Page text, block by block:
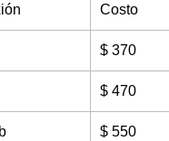
Costo
$ 370
$ 470
$ 550